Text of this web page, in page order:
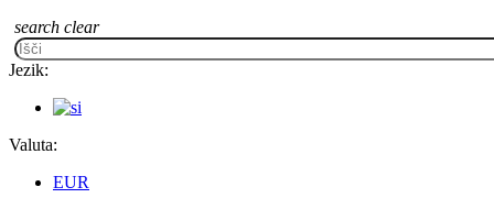
search clear
Jezik:
Valuta:
EUR